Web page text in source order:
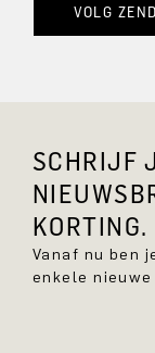
VOLG
SCHRIJF
KORTING.
Vanaf nu ben
enkele nieuwe